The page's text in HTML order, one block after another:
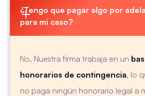
¿Tengo que pagar algo por
para mi caso?
No. Nuestra firma trabaja en un
honorarios de contingencia, lo
no paga ningún honorario legal a